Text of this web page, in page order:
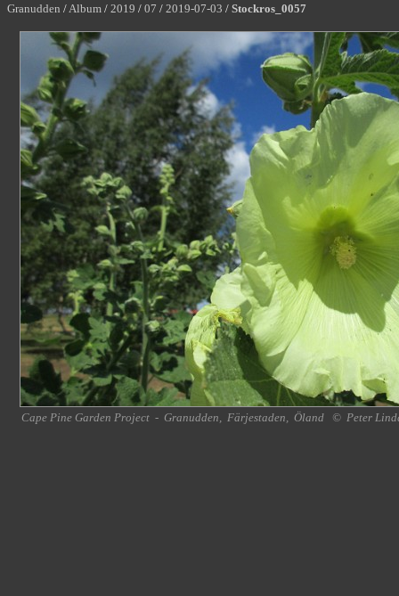
Granudden /Album / 2019 / 07 / 2019-07-03 / Stockros_0057
Cape Pine Garden Project - Granudden, Färjestaden, Öland © Peter